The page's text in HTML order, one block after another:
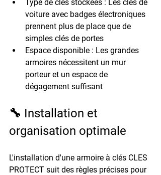
Type de clés stockées : Les clés de
voiture avec badges électroniques
prennent plus de place que de
simples clés de portes
Espace disponible : Les grandes
armoires nécessitent un mur
porteur et un espace de
dégagement suffisant
🔧 Installation et
organisation optimale
L'installation d'une armoire à clés CLES
PROTECT suit des règles précises pour